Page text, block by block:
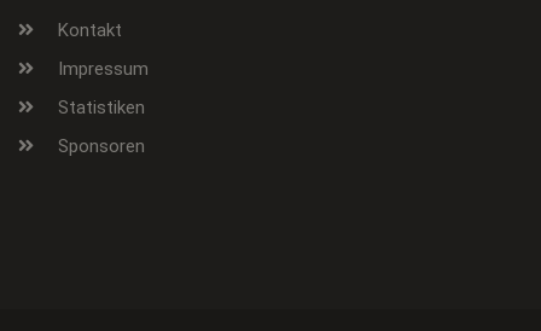
Kontakt
Impressum
Statistiken
Sponsoren